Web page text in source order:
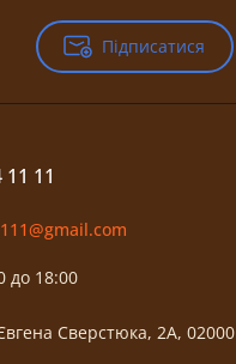
Підписатися
11
до 18:00
Сверстюка, 2А, 02000